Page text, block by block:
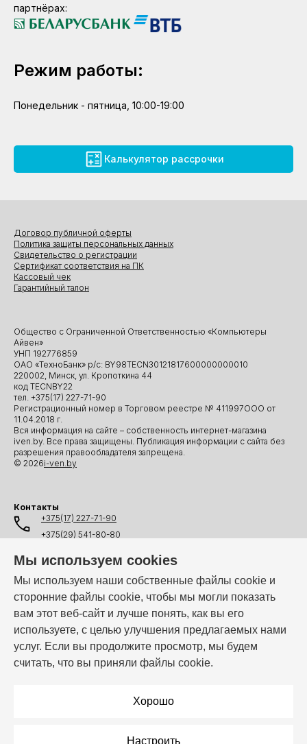
Мы используем cookies
Мы используем наши собственные файлы cookie и
сторонние файлы cookie, чтобы мы могли показать
вам этот веб-сайт и лучше понять, как вы его
используете, с целью улучшения предлагаемых нами
услуг. Если вы продолжите просмотр, мы будем
считать, что вы приняли файлы cookie.
Хорошо
Настроить
партнёрах:
Режим работы:
Понедельник - пятница, 10:00-19:00
Калькулятор рассрочки
Общество с Ограниченной Ответственностью «Компьютеры
Айвен»
УНП 192776859
ОАО «ТехноБанк» р/с: BY98TECN30121817600000000010
220002, Минск, ул. Кропоткина 44
код TECNBY22
тел. +375(17) 227-71-90
Регистрационный номер в Торговом реестре № 411997ООО от
11.04.2018 г.
Вся информация на сайте – собственность интернет-магазина
iven.by. Все права защищены. Публикация информации с сайта без
разрешения правообладателя запрещена.
© 2026i-ven.by
Договор публичной оферты
Политика защиты персональных данных
Свидетельство о регистрации
Сертификат соответствия на ПК
Кассовый чек
Гарантийный талон
Контакты
+375(17) 227-71-90
+375(29) 541-80-80
+375(44) 541-80-80
info@i-ven.by
Мы в мессенджерах:
Режим работы: Пн–Пт: 10:00 – 19:00